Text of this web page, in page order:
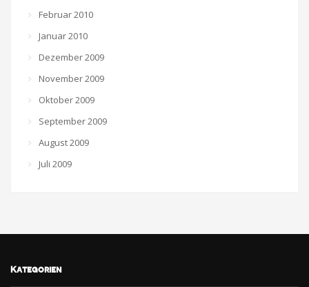
Februar 2010
Januar 2010
Dezember 2009
November 2009
Oktober 2009
September 2009
August 2009
Juli 2009
Kategorien